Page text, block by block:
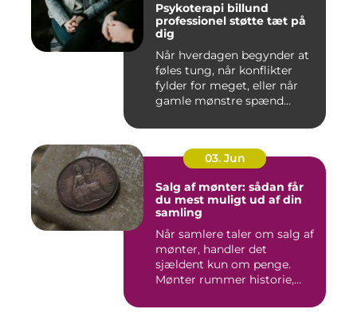
Psykoterapi billund
professionel støtte tæt på
dig
Når hverdagen begynder at
føles tung, når konflikter
fylder for meget, eller når
gamle mønstre spænd...
03. Jun
Salg af mønter: sådan får
du mest muligt ud af din
samling
Når samlere taler om salg af
mønter, handler det
sjældent kun om penge.
Mønter rummer historie,